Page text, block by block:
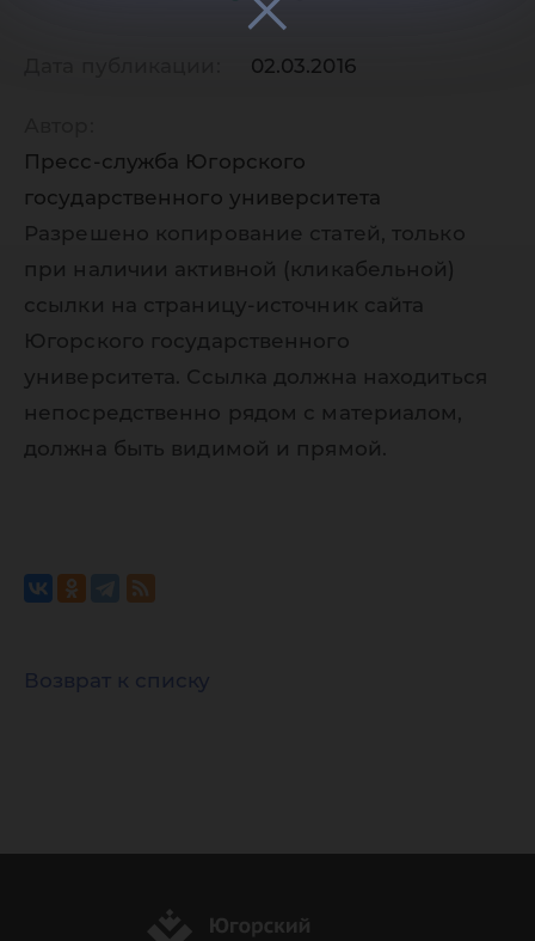
02.03.2016
Пресс-служба Югорского
государственного университета
Разрешено копирование статей, только
при наличии активной (кликабельной)
ссылки на страницу-источник сайта
Югорского государственного
университета. Ссылка должна находиться
непосредственно рядом с материалом,
должна быть видимой и прямой.
Возврат к списку